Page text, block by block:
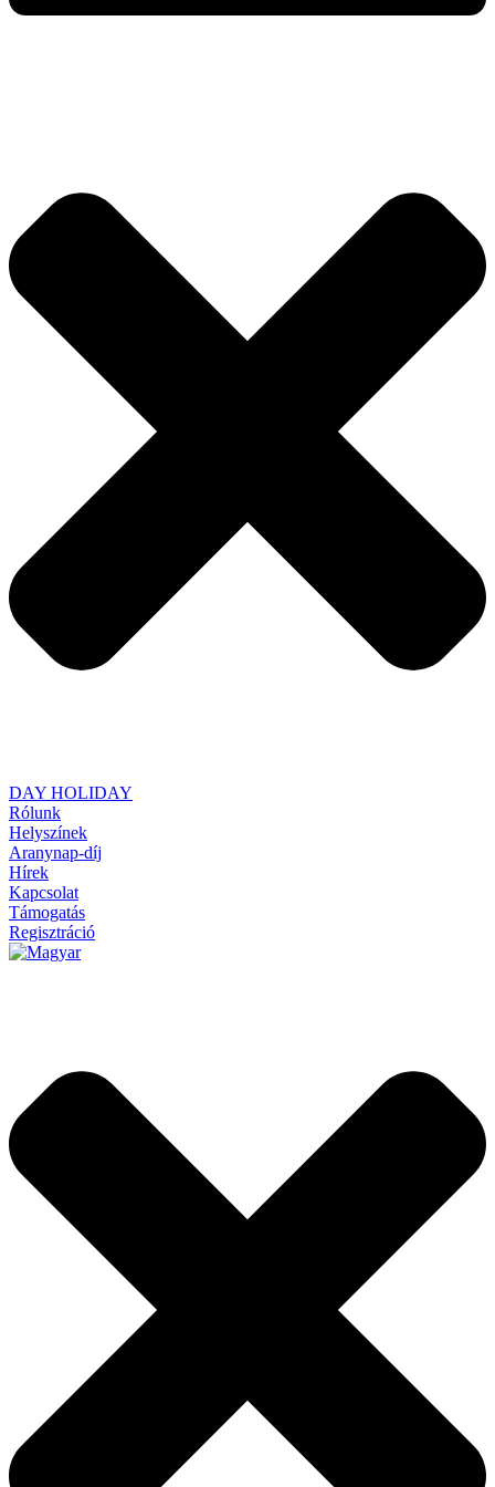
DAY HOLIDAY
Rólunk
Helyszínek
Aranynap-díj
Hírek
Kapcsolat
Támogatás
Regisztráció